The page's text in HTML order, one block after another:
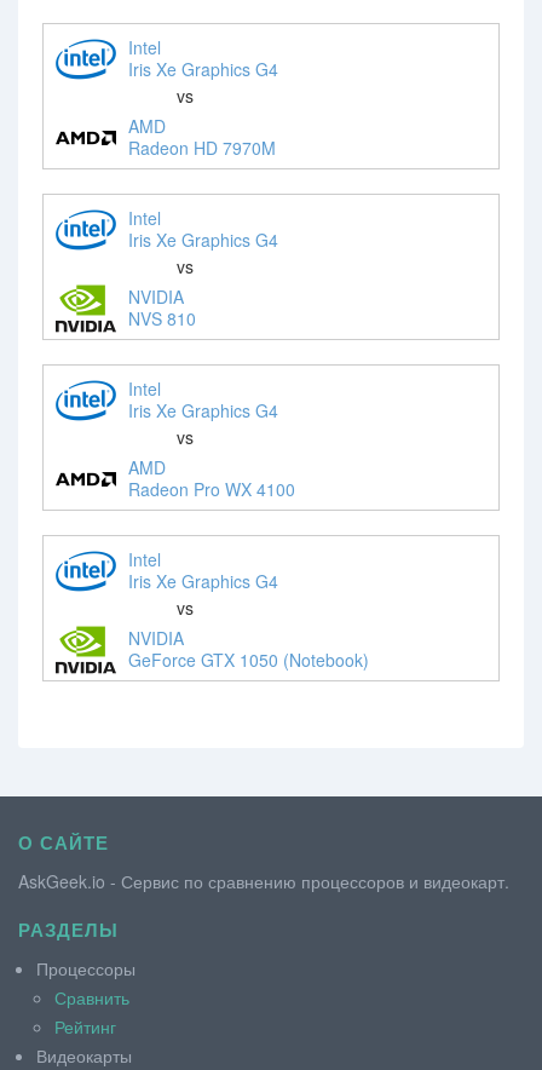
Intel
Iris Xe Graphics G4
vs
AMD
Radeon HD 7970M
Intel
Iris Xe Graphics G4
vs
NVIDIA
NVS 810
Intel
Iris Xe Graphics G4
vs
AMD
Radeon Pro WX 4100
Intel
Iris Xe Graphics G4
vs
NVIDIA
GeForce GTX 1050 (Notebook)
О САЙТЕ
AskGeek.io - Сервис по сравнению процессоров и видеокарт.
РАЗДЕЛЫ
Процессоры
Сравнить
Рейтинг
Видеокарты